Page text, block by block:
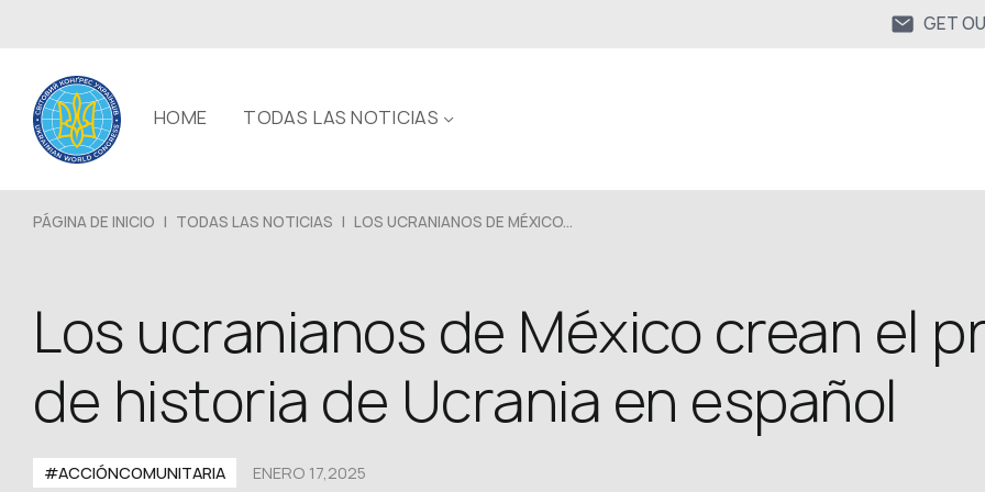
GET
HOME TODAS LAS NOTICIAS
PÁGINA DE INICIO | TODAS LAS NOTICIAS | LOS UCRANIANOS DE MÉXICO...
Los ucranianos de México crean el
de historia de Ucrania en español
#ACCIÓNCOMUNITARIA ENERO 17,2025